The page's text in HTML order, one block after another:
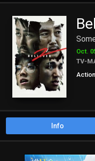
Oct.
TV-
Action
Info